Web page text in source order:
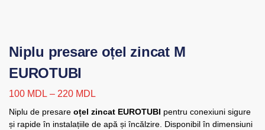
Niplu presare oțel zincat M
EUROTUBI
100 MDL – 220 MDL
Niplu de presare oțel zincat EUROTUBI pentru conexiuni sigure
și rapide în instalațiile de apă și încălzire. Disponibil în dimensiuni